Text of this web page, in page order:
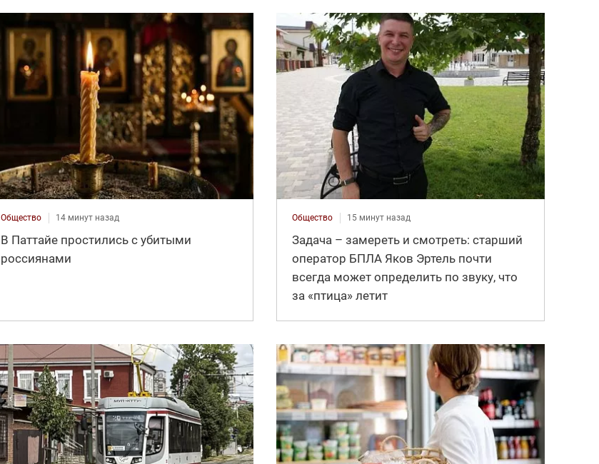
Общество 14 минут назад
В Паттайе простились с убитыми
россиянами
Общество 15 минут назад
Задача – замереть и смотреть: старший
оператор БПЛА Яков Эртель почти
всегда может определить по звуку, что
за «птица» летит